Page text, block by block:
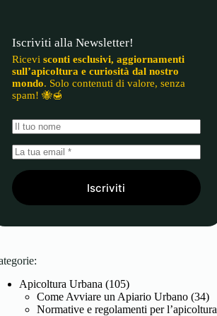
Iscriviti alla Newsletter!
Ricevisconti esclusivi, aggiornamenti
sull’apicoltura e curiosità dal nostro
mondo. Solo contenuti di valore, senza
spam! 🐝🍯
Iscriviti
Apicoltura Urbana (105)
Come Avviare un Apiario Urbano (34)
Normative e regolamenti per l’apicoltura